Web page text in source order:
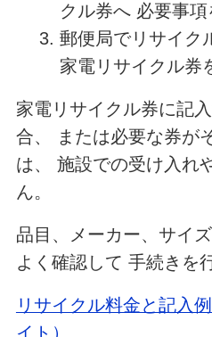
クル券へ 必要事項
郵便局でリサイク
家電リサイクル券
家電リサイクル券に記
合、 または必要な券が
は、 施設での受け入れ
ん。
品目、メーカー、サイ
よく確認して 手続きを
リサイクル料金と記入
イト）